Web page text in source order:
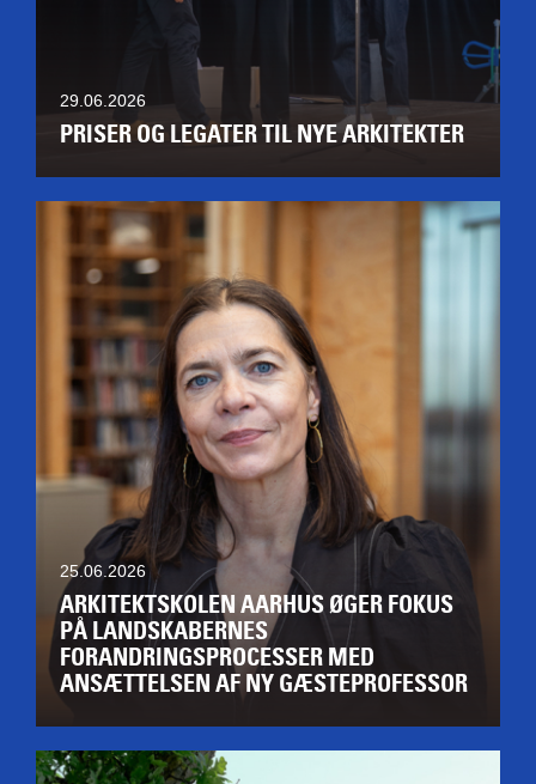
29.06.2026
PRISER OG LEGATER TIL NYE ARKITEKTER
25.06.2026
ARKITEKTSKOLEN AARHUS ØGER FOKUS
PÅ LANDSKABERNES
FORANDRINGSPROCESSER MED
ANSÆTTELSEN AF NY GÆSTEPROFESSOR